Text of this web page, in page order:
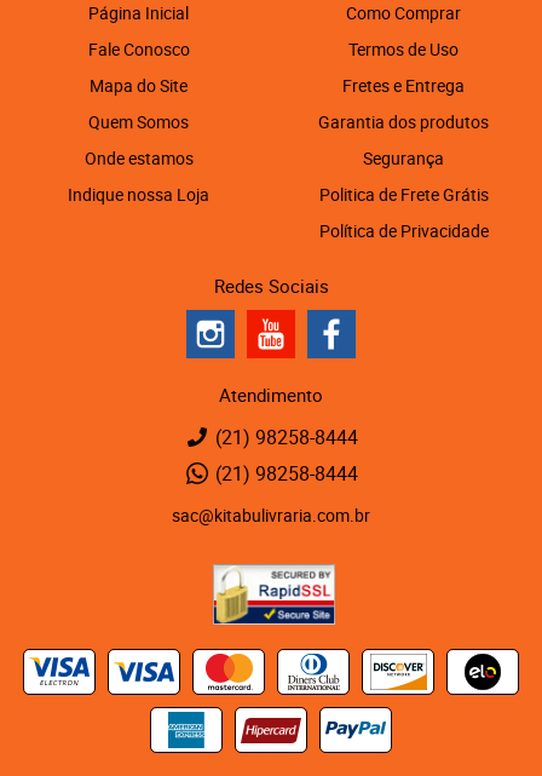
Página Inicial
Fale Conosco
Mapa do Site
Quem Somos
Onde estamos
Indique nossa Loja
Como Comprar
Termos de Uso
Fretes e Entrega
Garantia dos produtos
Segurança
Politica de Frete Grátis
Política de Privacidade
Redes Sociais
Atendimento
(21) 98258-8444
(21) 98258-8444
sac@kitabulivraria.com.br